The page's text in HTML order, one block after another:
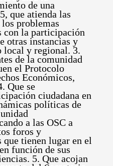
de una
que atienda las
problemas
con la participación
otras instancias y
local y regional. 3.
de la comunidad
el Protocolo
Económicos,
Que se
ciudadana en
políticas de
a las OSC a
foros y
tienen lugar en el
función de sus
5. Que acojan